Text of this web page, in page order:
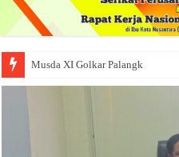
Musda XI Golkar Palangka Raya